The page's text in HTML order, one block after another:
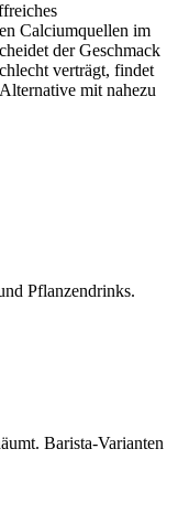
Calciumquellen im
der Geschmack
verträgt, findet
mit nahezu
Pflanzendrinks.
Barista-Varianten